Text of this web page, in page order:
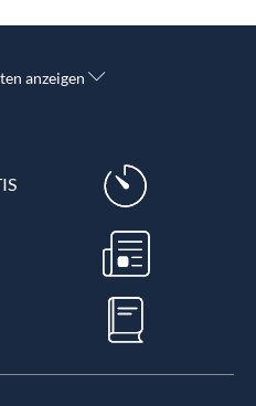
anzeigen